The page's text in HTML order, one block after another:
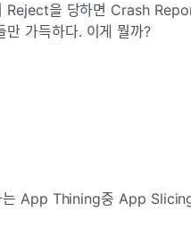
Reject을 당하면 Crash
만 가득하다. 이게 뭘까?
는 App Thining중 App